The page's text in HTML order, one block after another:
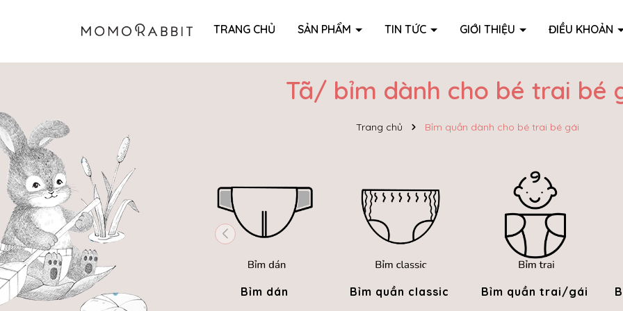
TRANG CHỦ SẢN PHẨM TIN TỨC GIỚI THIỆU ĐIỀU KHOẢN
Tã/ bỉm dành cho bé trai bé
Trang chủ Bỉm quần dành cho bé trai bé gái
Bỉm dán Bỉm quần classic Bỉm quần trai/gái